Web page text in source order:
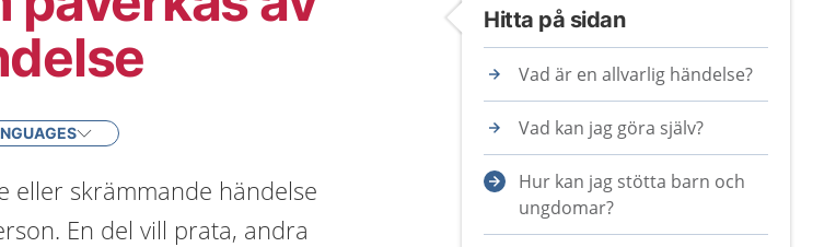
eller skrämmande händelse
En del vill prata, andra
Hitta på sidan
Vad är en allvarlig händelse?
Vad kan jag göra själv?
Hur kan jag stötta barn och
ungdomar?